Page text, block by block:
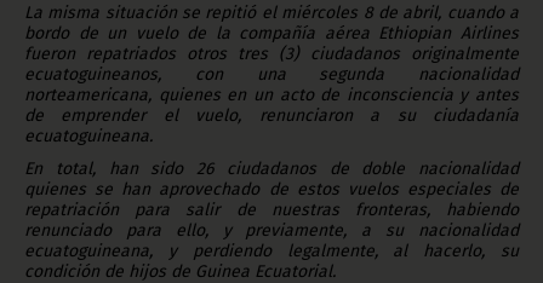
La misma situación se repitió el miércoles 8 de abril, cuando a
bordo de un vuelo de la compañía aérea Ethiopian Airlines
fueron repatriados otros tres (3) ciudadanos originalmente
ecuatoguineanos, con una segunda nacionalidad
norteamericana, quienes en un acto de inconsciencia y antes
de emprender el vuelo, renunciaron a su ciudadanía
ecuatoguineana.
En total, han sido 26 ciudadanos de doble nacionalidad
quienes se han aprovechado de estos vuelos especiales de
repatriación para salir de nuestras fronteras, habiendo
renunciado para ello, y previamente, a su nacionalidad
ecuatoguineana, y perdiendo legalmente, al hacerlo, su
condición de hijos de Guinea Ecuatorial.